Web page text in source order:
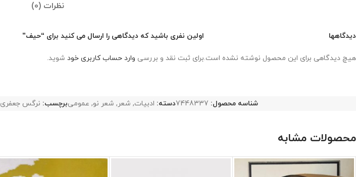
نظرات (0)
دیدگاهها
هیچ دیدگاهی برای این محصول نوشته نشده است.
اولین نفری باشید که دیدگاهی را ارسال می کنید برای “حیف”
برای ثبت نقد و بررسی وارد حساب کاربری خود شوید.
شناسه محصول: 7448337دسته: ادبیات, شعر , شعر نو, عمومیبرچسب: نرگس جعفری
محصولات مشابه